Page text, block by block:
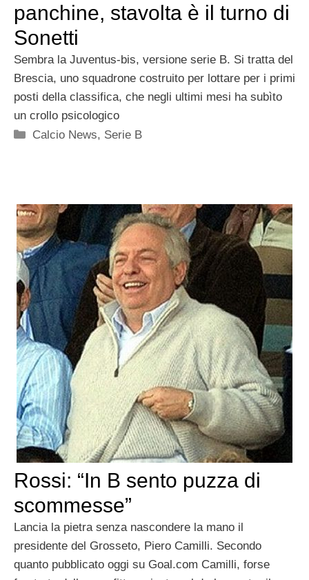
panchine, stavolta è il turno di
Sonetti
Sembra la Juventus-bis, versione serie B. Si tratta del
Brescia, uno squadrone costruito per lottare per i primi
posti della classifica, che negli ultimi mesi ha subìto
un crollo psicologico
Categorie
Calcio News, Serie B
Rossi: “In B sento puzza di
scommesse”
Lancia la pietra senza nascondere la mano il
presidente del Grosseto, Piero Camilli. Secondo
quanto pubblicato oggi su Goal.com Camilli, forse